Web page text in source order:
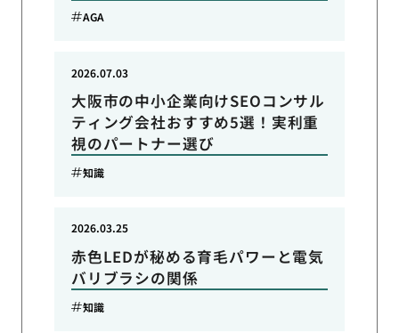
AGA
大阪市の中小企業向けSEOコンサル
ティング会社おすすめ5選！実利重
視のパートナー選び
2026.07.03
知識
赤色LEDが秘める育毛パワーと電気
バリブラシの関係
2026.03.25
知識